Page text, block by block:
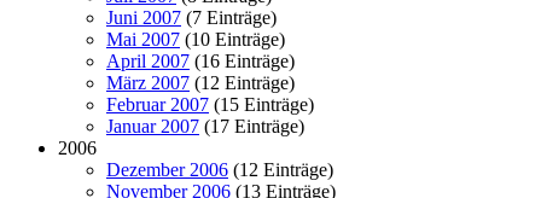
Juni 2007 (7 Einträge)
Mai 2007 (10 Einträge)
April 2007 (16 Einträge)
März 2007 (12 Einträge)
Februar 2007 (15 Einträge)
Januar 2007 (17 Einträge)
2006
Dezember 2006 (12 Einträge)
November 2006 (13 Einträge)